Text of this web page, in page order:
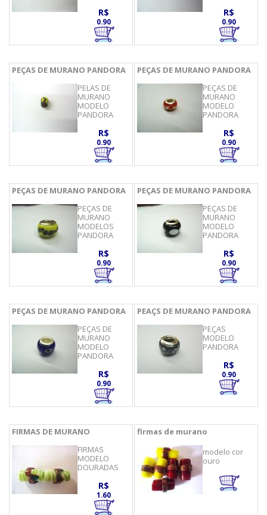
R$
0.90
R$
0.90
PEÇAS DE MURANO PANDORA
PELAS DE
MURANO
MODELO
PANDORA
R$
0.90
PEÇAS DE MURANO PANDORA
PEÇAS DE
MURANO
MODELO
PANDORA
R$
0.90
PEÇAS DE MURANO PANDORA
PEÇAS DE
MURANO
MODELOS
PANDORA
R$
0.90
PEÇAS DE MURANO PANDORA
PEÇAS DE
MURANO
MODELO
PANDORA
R$
0.90
PEÇAS DE MURANO PANDORA
PEÇAS DE
MURANO
MODELO
PANDORA
R$
0.90
PEAÇS DE MURANO PANDORA
PEÇAS
MODELO
PANDORA
R$
0.90
FIRMAS DE MURANO
FIRMAS
MODELO
DOURADAS
R$
1.60
firmas de murano
modelo cor
ouro